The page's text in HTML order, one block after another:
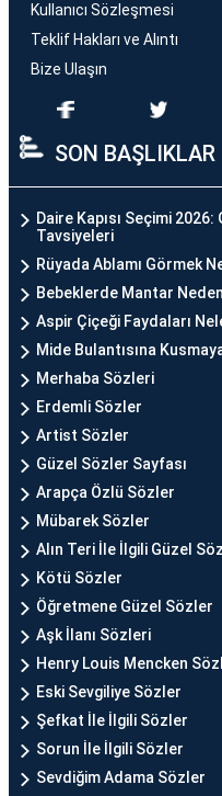
Kullanıcı Sözleşmesi
Teklif Hakları ve Alıntı
Bize Ulaşın
SON BAŞLIKLAR
Daire Kapısı Seçimi 2026:
Tavsiyeleri
Rüyada Ablamı Görmek
Bebeklerde Mantar
Aspir Çiçeği Faydaları
Mide Bulantısına
Merhaba Sözleri
Erdemli Sözler
Artist Sözler
Güzel Sözler Sayfası
Arapça Özlü Sözler
Mübarek Sözler
Alın Teri İle İlgili Güzel
Kötü Sözler
Öğretmene Güzel Sözler
Aşk İlanı Sözleri
Henry Louis Mencken
Eski Sevgiliye Sözler
Şefkat İle İlgili Sözler
Sorun İle İlgili Sözler
Sevdiğim Adama Sözler